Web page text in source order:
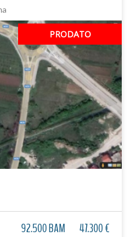
PRODATO
92.500 BAM 47.300 €